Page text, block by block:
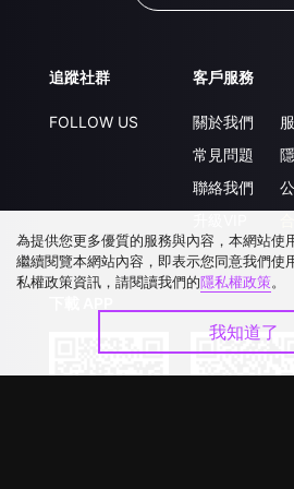
追蹤社群
FOLLOW US
客戶服務
關於我們
常見問題
聯絡我們
為提供您更多優質的服務與內容，本網站
繼續閱覽本網站內容，即表示您同意我們
私權政策資訊，請閱讀我們的隱私權政策。
我知道了